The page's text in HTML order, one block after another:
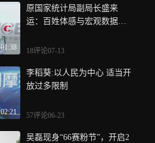
01:38
原国家统计局副局长盛来
运：百姓体感与宏观数据存
盾
18评论07-13
02:21
李稻葵:以人民为中心 适当开
放过多限制
57评论06-23
吴磊现身“66赛粉节”，开启2